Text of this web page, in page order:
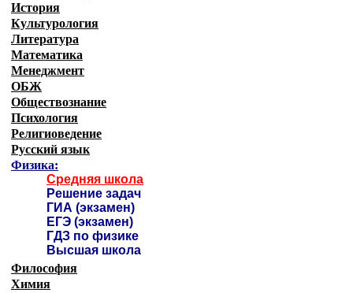
История
Культурология
Литература
Математика
Менеджмент
ОБЖ
Обществознание
Психология
Религиоведение
Русский язык
Физика:
Средняя школа
Решение задач
ГИА (экзамен)
ЕГЭ (экзамен)
ГДЗ по физике
Высшая школа
Философия
Химия